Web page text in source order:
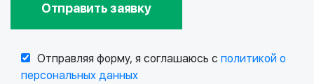
Отправить заявку
Отправляя форму, я соглашаюсь с политикой о
персональных данных